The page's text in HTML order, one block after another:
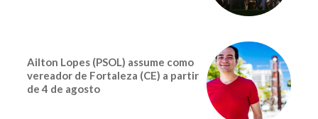
Ailton Lopes (PSOL) assume como
vereador de Fortaleza (CE) a partir
de 4 de agosto